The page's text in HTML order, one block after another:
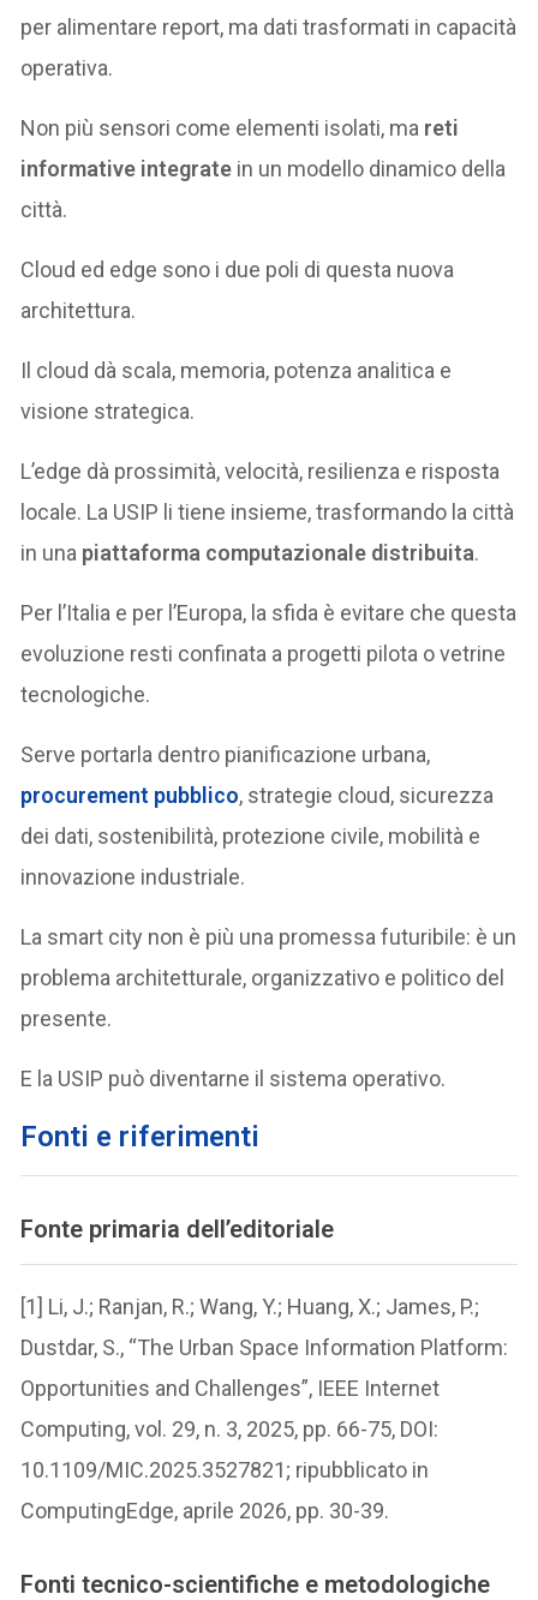
per alimentare report, ma dati trasformati in capacità
operativa.
Non più sensori come elementi isolati, ma reti
informative integrate in un modello dinamico della
città.
Cloud ed edge sono i due poli di questa nuova
architettura.
Il cloud dà scala, memoria, potenza analitica e
visione strategica.
L’edge dà prossimità, velocità, resilienza e risposta
locale. La USIP li tiene insieme, trasformando la città
in una piattaforma computazionale distribuita.
Per l’Italia e per l’Europa, la sfida è evitare che questa
evoluzione resti confinata a progetti pilota o vetrine
tecnologiche.
Serve portarla dentro pianificazione urbana,
procurement pubblico, strategie cloud, sicurezza
dei dati, sostenibilità, protezione civile, mobilità e
innovazione industriale.
La smart city non è più una promessa futuribile: è un
problema architetturale, organizzativo e politico del
presente.
E la USIP può diventarne il sistema operativo.
Fonti e riferimenti
Fonte primaria dell’editoriale
[1] Li, J.; Ranjan, R.; Wang, Y.; Huang, X.; James, P.;
Dustdar, S., “The Urban Space Information Platform:
Opportunities and Challenges”, IEEE Internet
Computing, vol. 29, n. 3, 2025, pp. 66-75, DOI:
10.1109/MIC.2025.3527821; ripubblicato in
ComputingEdge, aprile 2026, pp. 30-39.
Fonti tecnico-scientifiche e metodologiche